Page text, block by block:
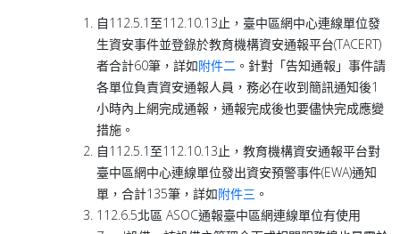
自112.5.1至112.10.13止，臺中區網中心連線單位發
生資安事件並登錄於教育機構資安通報平台(TACERT)
者合計60筆，詳如附件二 。針對「告知通報」事件請
各單位負責資安通報人員，務必在收到簡訊通知後1
小時內上網完成通報，通報完成後也要儘快完成應變
措施。
自112.5.1至112.10.13止，教育機構資安通報平台對
臺中區網中心連線單位發出資安預警事件(EWA)通知
單，合計135筆，詳如附件三 。
112.6.5北區 ASOC通報臺中區網連線單位有使用